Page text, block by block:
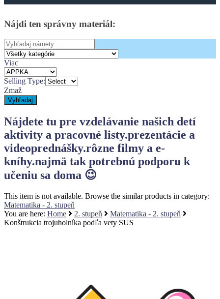
Nájdi ten správny materiál:
Search
for:
Viac
Selling Type:
Zmaž
Vyhľadaj
Nájdete tu pre vzdelávanie našich detí
aktivity a pracovné listy.prezentácie a
videoprednášky.rôzne filmy a e-
kníhy.najmä tak potrebnú podporu k
učeniu sa doma 😉
This item is not available. Browse the similar products in category:
Matematika - 2. stupeň
You are here: Home 2. stupeň
Matematika - 2. stupeň
Konštrukcia trojuholníka podľa vety SUS